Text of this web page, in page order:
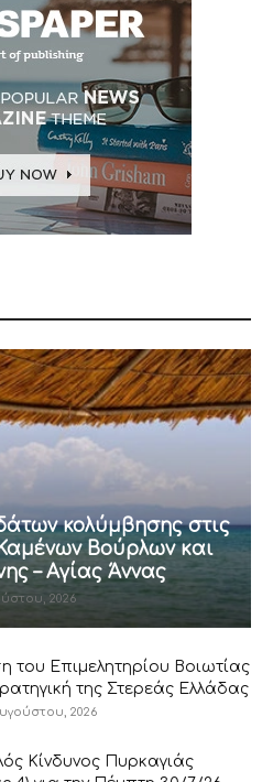
κολύμβησης στις
Βούρλων και
– Αγίας Άννας
2026
του Επιμελητηρίου Βοιωτίας
της Στερεάς Ελλάδας
2026
Κίνδυνος Πυρκαγιάς